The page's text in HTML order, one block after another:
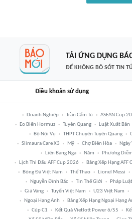
TẢI ỨNG DỤNG
ĐỂ KHÔNG BỎ SÓT TIN
Điều khoản sử dụng
Doanh Nghiệp Trần Cẩm Tú ASEAN Cup
Eo Biển Hormuz
Tuyên Quang Luật Xuất Bản
Bộ Nội Vụ
THPT Chuyên Tuyên Quang
Slimaura Care X3
Mỹ Chợ Biên Hòa Ngày
Liên Bang Nga
Năm Phương
Lịch Thi Đấu AFF Cup 2026
Bảng Xếp Hạng AFF
Bóng Đá Việt Nam
Thể Thao Lionel Messi
Nguyễn Đình Bắc
Tin Thế Giới Pháp Luật
Giá Vàng
Tuyển Việt Nam U23 Việt Nam
Ngoại Hạng Anh
Bảng Xếp Hạng Ngoại Hạng
Cúp C1
Kết Quả Vietlott Power 6/55